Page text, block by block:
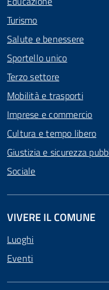
Turismo
Salute e benessere
Sportello unico
Terzo settore
Mobilità e trasporti
Imprese e commercio
Cultura e tempo libero
Giustizia e sicurezza
Sociale
VIVERE IL COMUNE
Luoghi
Eventi